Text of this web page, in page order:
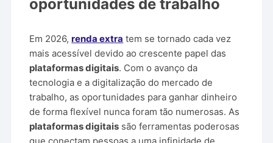
oportunidades de trabalho
Em 2026,renda extra tem se tornado cada vez
mais acessível devido ao crescente papel das
plataformas digitais. Com o avanço da
tecnologia e a digitalização do mercado de
trabalho, as oportunidades para ganhar dinheiro
de forma flexível nunca foram tão numerosas. As
plataformas digitais são ferramentas poderosas
que conectam pessoas a uma infinidade de